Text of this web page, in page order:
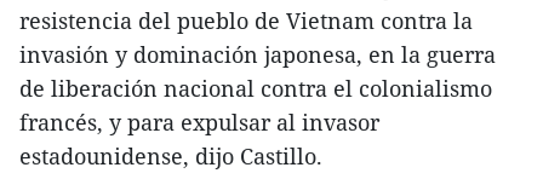
resistencia del pueblo de Vietnam contra la
invasión y dominación japonesa, en la guerra
de liberación nacional contra el colonialismo
francés, y para expulsar al invasor
estadounidense, dijo Castillo.